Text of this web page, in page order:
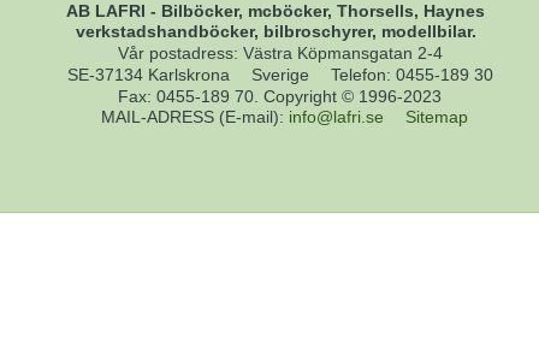
AB LAFRI - Bilböcker, mcböcker, Thorsells, Haynes
verkstadshandböcker, bilbroschyrer, modellbilar.
Vår postadress: Västra Köpmansgatan 2-4
SE-37134 Karlskrona
Sverige Telefon: 0455-189 30
Fax: 0455-189 70. Copyright © 1996-2023
MAIL-ADRESS (E-mail): info@lafri.se Sitemap